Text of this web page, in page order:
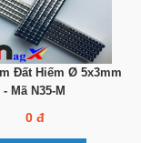
Đất Hiếm Ø 5x3mm
- Mã N35-M
0 đ